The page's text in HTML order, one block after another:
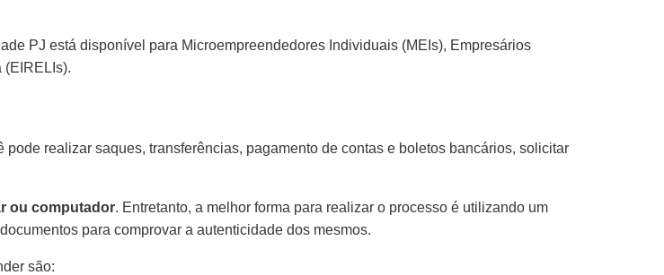
PJ está disponível para Microempreendedores Individuais (MEIs), Empresários
(EIRELIs).
realizar saques, transferências, pagamento de contas e boletos bancários, solicitar
ou computador. Entretanto, a melhor forma para realizar o processo é utilizando um
para comprovar a autenticidade dos mesmos.
são: